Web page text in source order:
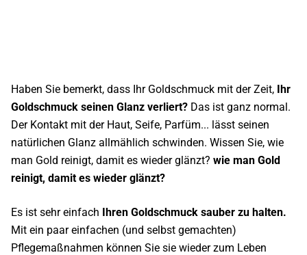
Haben Sie bemerkt, dass Ihr Goldschmuck mit der Zeit, Ihr
Goldschmuck seinen Glanz verliert? Das ist ganz normal.
Der Kontakt mit der Haut, Seife, Parfüm... lässt seinen
natürlichen Glanz allmählich schwinden. Wissen Sie, wie
man Gold reinigt, damit es wieder glänzt? wie man Gold
reinigt, damit es wieder glänzt?
Es ist sehr einfach Ihren Goldschmuck sauber zu halten.
Mit ein paar einfachen (und selbst gemachten)
Pflegemaßnahmen können Sie sie wieder zum Leben